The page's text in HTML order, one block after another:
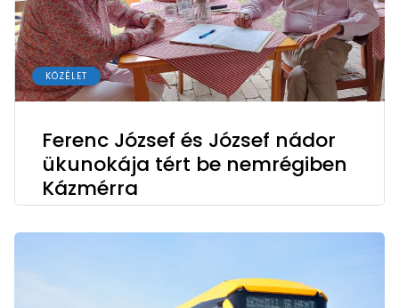
KÖZÉLET
Ferenc József és József nádor
ükunokája tért be nemrégiben
Kázmérra